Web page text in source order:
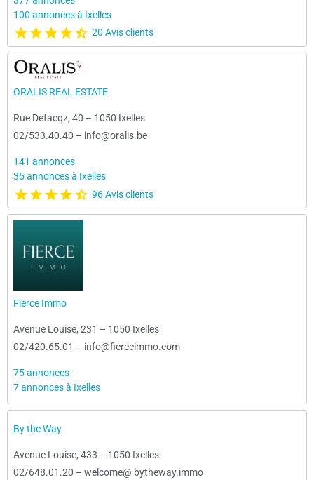
100 annonces à Ixelles
20 Avis clients
ORALIS REAL ESTATE
Rue Defacqz, 40 – 1050 Ixelles
02/533.40.40 – info@oralis.be
141 annonces
35 annonces à Ixelles
96 Avis clients
Fierce Immo
Avenue Louise, 231 – 1050 Ixelles
02/420.65.01 – info@fierceimmo.com
75 annonces
7 annonces à Ixelles
By the Way
Avenue Louise, 433 – 1050 Ixelles
02/648.01.20 – welcome@ bytheway.immo